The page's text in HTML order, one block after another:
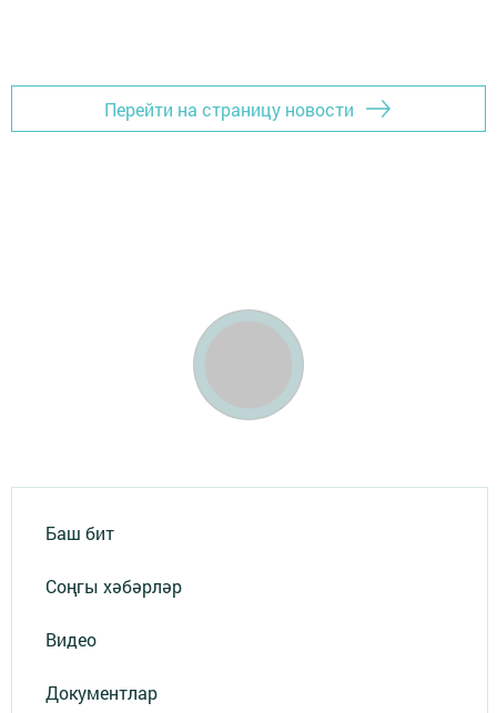
Перейти на страницу новости
Баш бит
Соңгы хәбәрләр
Видео
Документлар